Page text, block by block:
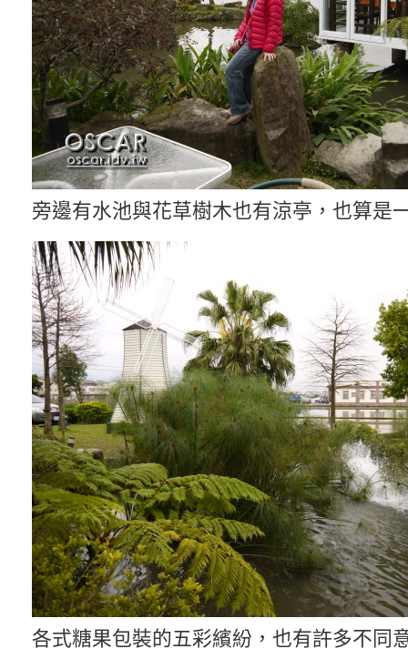
旁邊有水池與花草樹木也有涼亭，也算是
各式糖果包裝的五彩繽紛，也有許多不同